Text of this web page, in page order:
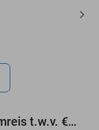
Maak gratis kans op een droomreis t.w.v. €3.000!